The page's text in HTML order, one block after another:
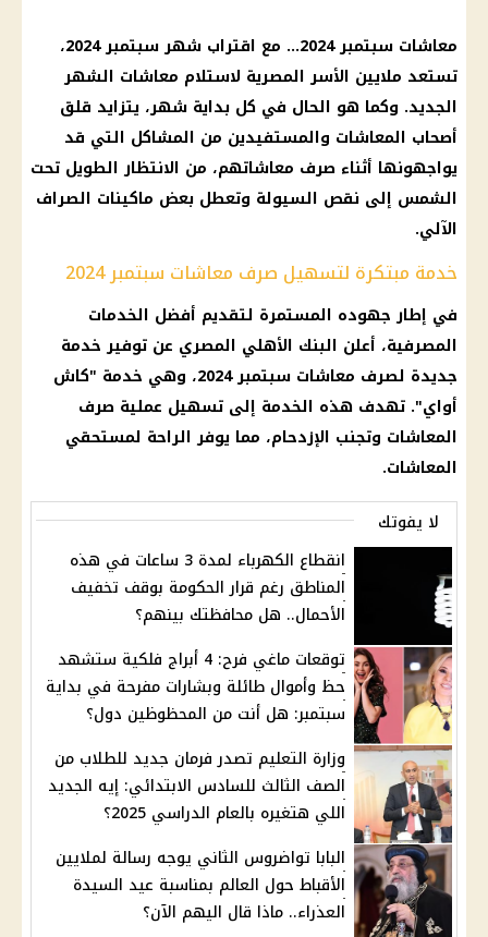
معاشات سبتمبر 2024… مع اقتراب شهر سبتمبر 2024،
تستعد ملايين الأسر المصرية لاستلام معاشات الشهر
الجديد. وكما هو الحال في كل بداية شهر، يتزايد قلق
أصحاب المعاشات والمستفيدين من المشاكل التي قد
يواجهونها أثناء صرف معاشاتهم، من الانتظار الطويل تحت
الشمس إلى نقص السيولة وتعطل بعض ماكينات الصراف
الآلي.
خدمة مبتكرة لتسهيل صرف معاشات سبتمبر 2024
في إطار جهوده المستمرة لتقديم أفضل الخدمات
المصرفية، أعلن البنك الأهلي المصري عن توفيرخدمة
جديدة لصرف معاشات سبتمبر2024، وهي خدمة "
كاش
أواي". تهدف هذه الخدمة إلى تسهيل عملية صرف
المعاشات وتجنب الإزدحام، مما يوفر الراحة لمستحقي
المعاشات.
لا يفوتك
انقطاع الكهرباء لمدة 3 ساعات في هذه
المناطق رغم قرار الحكومة بوقف تخفيف
الأحمال.. هل محافظتك بينهم؟
توقعات ماغي فرح: 4 أبراج فلكية ستشهد
حظ وأموال طائلة وبشارات مفرحة في بداية
سبتمبر: هل أنت من المحظوظين دول؟
وزارة التعليم تصدر فرمان جديد للطلاب من
الصف الثالث للسادس الابتدائي: إيه الجديد
اللي هتغيره بالعام الدراسي 2025؟
البابا تواضروس الثاني يوجه رسالة لملايين
الأقباط حول العالم بمناسبة عيد السيدة
العذراء.. ماذا قال اليهم الآن؟